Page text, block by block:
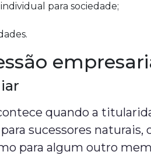
para sociedade;
quando a
sucessores naturais,
para algum outro